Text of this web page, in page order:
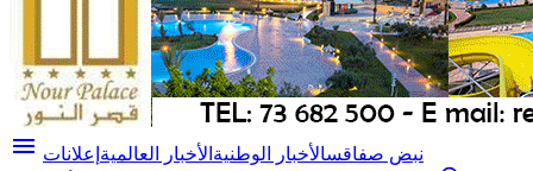
menu نبض صفاقسالأخبار الوطنية الأخبار العالمية إعلانات